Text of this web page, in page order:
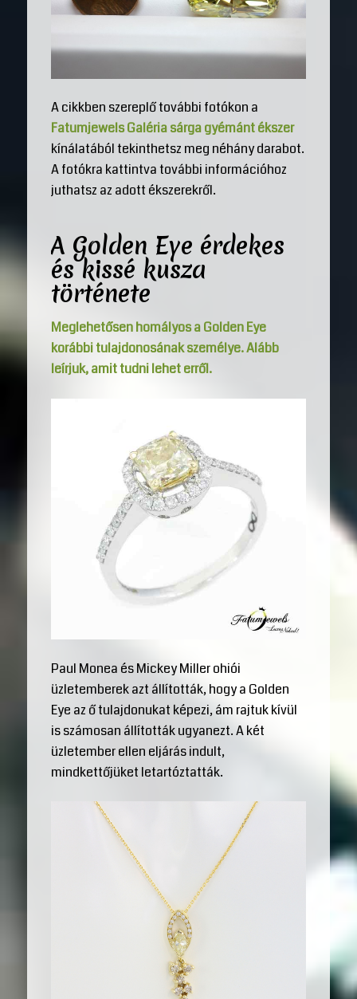
A cikkben szereplő további fotókon a
Fatumjewels Galéria sárga gyémánt ékszer
kínálatából tekinthetsz meg néhány darabot.
A fotókra kattintva további információhoz
juthatsz az adott ékszerekről.
A Golden Eye érdekes
és kissé kusza
története
Meglehetősen homályos a Golden Eye
korábbi tulajdonosának személye. Alább
leírjuk, amit tudni lehet erről.
Paul Monea és Mickey Miller ohiói
üzletemberek azt állították, hogy a Golden
Eye az ő tulajdonukat képezi, ám rajtuk kívül
is számosan állították ugyanezt. A két
üzletember ellen eljárás indult,
mindkettőjüket letartóztatták.